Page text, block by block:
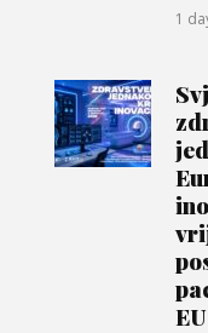
1
EU